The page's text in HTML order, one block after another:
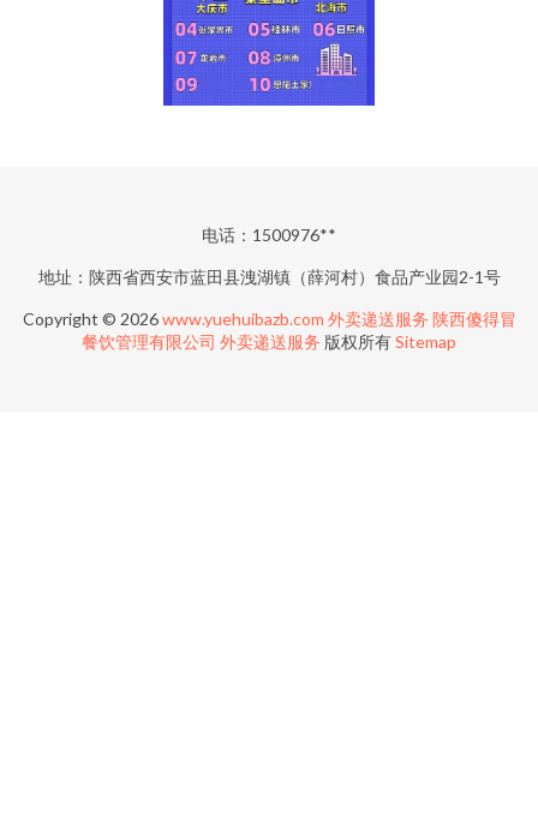
电话：1500976**
地址：陕西省西安市蓝田县洩湖镇（薛河村）食品产业园2-1号
Copyright © 2026www.yuehuibazb.com 外卖递送服务 陕西傻得冒
餐饮管理有限公司 外卖递送服务 版权所有Sitemap